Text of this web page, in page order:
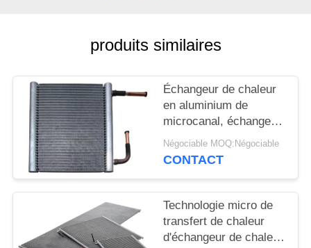
PRIVACY
POLICY
produits similaires
Échangeur de chaleur
en aluminium de
microcanal, échangeur
de chaleur de
climatiseur
Négociable MOQ:Négociable
CONTACT
Technologie micro de
transfert de chaleur
d'échangeur de chaleur